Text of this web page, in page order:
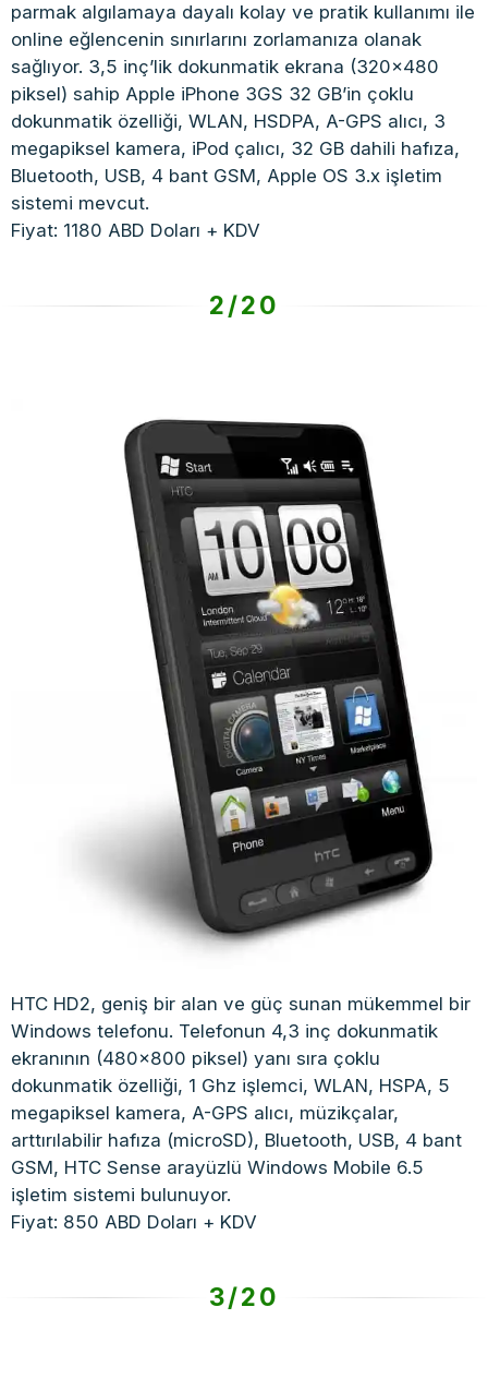
parmak algılamaya dayalı kolay ve pratik kullanımı ile
online eğlencenin sınırlarını zorlamanıza olanak
sağlıyor. 3,5 inç’lik dokunmatik ekrana (320×480
piksel) sahip Apple iPhone 3GS 32 GB’in çoklu
dokunmatik özelliği, WLAN, HSDPA, A-GPS alıcı, 3
megapiksel kamera, iPod çalıcı, 32 GB dahili hafıza,
Bluetooth, USB, 4 bant GSM, Apple OS 3.x işletim
sistemi mevcut.
Fiyat: 1180 ABD Doları + KDV
2/20
HTC HD2, geniş bir alan ve güç sunan mükemmel bir
Windows telefonu. Telefonun 4,3 inç dokunmatik
ekranının (480×800 piksel) yanı sıra çoklu
dokunmatik özelliği, 1 Ghz işlemci, WLAN, HSPA, 5
megapiksel kamera, A-GPS alıcı, müzikçalar,
arttırılabilir hafıza (microSD), Bluetooth, USB, 4 bant
GSM, HTC Sense arayüzlü Windows Mobile 6.5
işletim sistemi bulunuyor.
Fiyat: 850 ABD Doları + KDV
3/20